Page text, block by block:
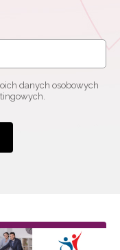
danych osobowych